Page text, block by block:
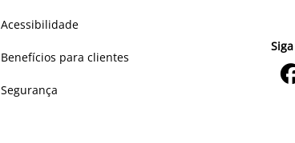
Acessibilidade
Benefícios para clientes
Segurança
Siga